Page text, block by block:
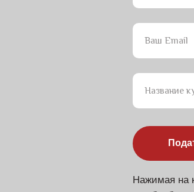
Ваш Email
Название
Нажимая на